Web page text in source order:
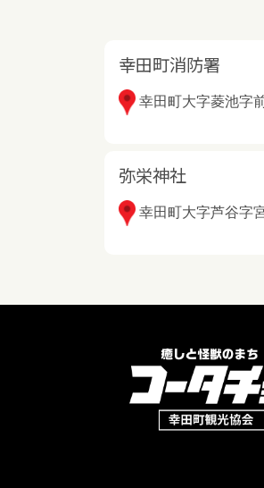
幸田町消防署
幸田町大字菱池字
弥栄神社
幸田町大字芦谷字